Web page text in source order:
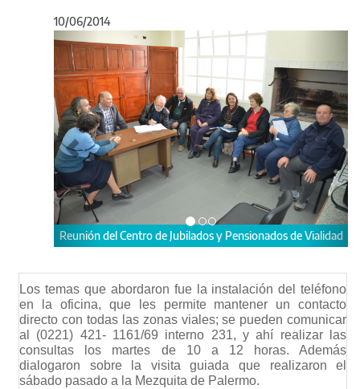
10/06/2014
Reunión del Centro de Jubilados y Pensionados de Vialidad
Anterior
Los temas que abordaron fue la instalación del teléfono
en la oficina, que les permite mantener un contacto
directo con todas las zonas viales; se pueden comunicar
al (0221) 421- 1161/69 interno 231, y ahí realizar las
consultas los martes de 10 a 12 horas. Además
dialogaron sobre la visita guiada que realizaron el
sábado pasado a la Mezquita de Palermo.